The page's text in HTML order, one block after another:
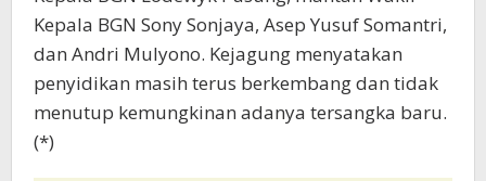
Kepala BGN Sony Sonjaya, Asep Yusuf Somantri,
dan Andri Mulyono. Kejagung menyatakan
penyidikan masih terus berkembang dan tidak
menutup kemungkinan adanya tersangka baru.
(*)